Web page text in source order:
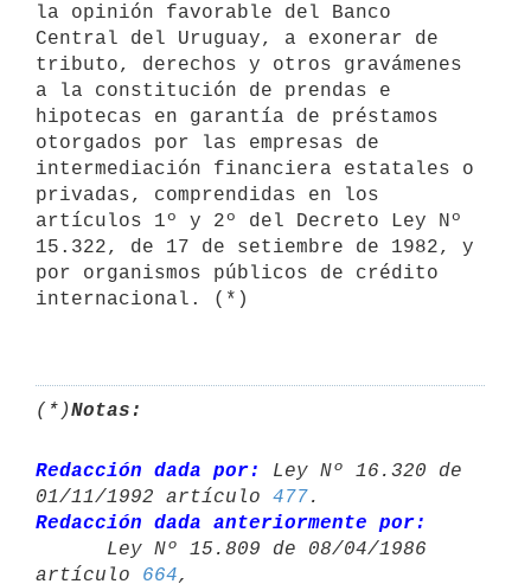
la opinión favorable del Banco
Central del Uruguay, a exonerar de
tributo, derechos y otros gravámenes
a la constitución de prendas e
hipotecas en garantía de préstamos
otorgados por las empresas de
intermediación financiera estatales o
privadas, comprendidas en los
artículos 1º y 2º del Decreto Ley Nº
15.322, de 17 de setiembre de 1982, y
por organismos públicos de crédito
internacional. (*)
(*)Notas:
Redacción dada por:
Ley Nº 16.320 de
01/11/1992 artículo 477
Redacción dada anteriormente por:
artículo 664,